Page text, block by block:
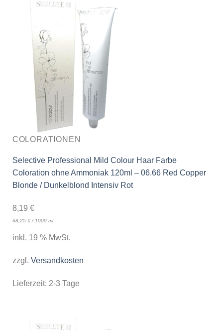
COLORATIONEN
Selective Professional Mild Colour Haar Farbe
Coloration ohne Ammoniak 120ml – 06.66 Red Copper
Blonde / Dunkelblond Intensiv Rot
8,19 €
68,25 €/1000 ml
inkl. 19 % MwSt.
zzgl. Versandkosten
Lieferzeit: 2-3 Tage